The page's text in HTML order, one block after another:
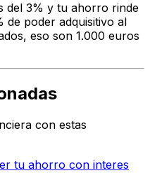
del 3% y tu ahorro rinde
de poder adquisitivo al
eso son 1.000 euros
con estas
tu ahorro con interes